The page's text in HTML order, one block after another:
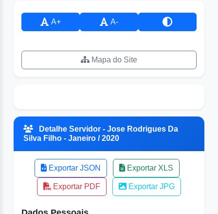
A+ A-
Mapa do Site
Detalhe Servidor - Jose Rodrigues Da
Silva Filho - Janeiro / 2020
Exportar JSON Exportar XLS
Exportar PDF Exportar JPG